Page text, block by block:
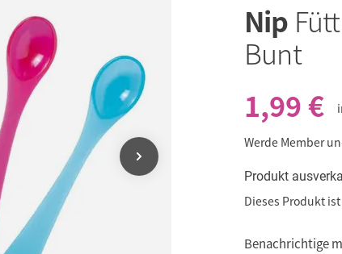
Nip
Bunt
1,99 €
Werde Member
Produkt
Dieses Produkt
Benachrichtige